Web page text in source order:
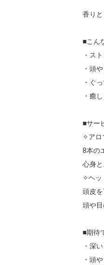
香り
■こん
・ス
・頭
・ぐ
・癒
■サー
✧アロ
8本の
心身
✧ヘッ
頭皮
頭や
■期待
・深
・頭